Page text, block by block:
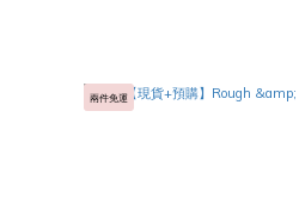
兩件免運